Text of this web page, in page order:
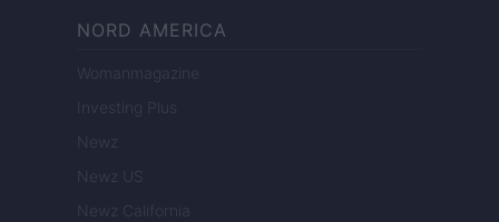
NORD AMERICA
Womanmagazine
Investing Plus
Newz
Newz US
Newz California